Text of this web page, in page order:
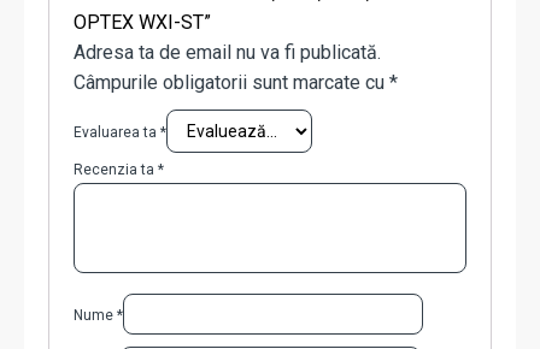
OPTEX WXI-ST”
Adresa ta de email nu va fi publicată.
Câmpurile obligatorii sunt marcate cu *
Evaluarea ta *
Recenzia ta *
Nume *